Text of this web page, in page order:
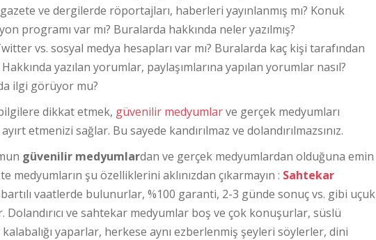
ve dergilerde röportajları, haberleri yayınlanmış mı? Konuk
programı var mı? Buralarda hakkında neler yazılmış?
vs. sosyal medya hesapları var mı? Buralarda kaç kişi tarafından
yazılan yorumlar, paylaşımlarına yapılan yorumlar nasıl?
ilgi görüyor mu?
dikkat etmek, güvenilir medyumlarve gerçek medyumları
etmenizi sağlar. Bu sayede kandırılmaz ve dolandırılmazsınız.
güvenilir medyumlardan ve gerçek medyumlardan olduğuna emin
medyumların şu özelliklerini aklınızdan çıkarmayın : Sahtekar
vaatlerde bulunurlar, %100 garanti, 2-3 günde sonuç vs. gibi uçuk
Dolandırıcı ve sahtekar medyumlar boş ve çok konuşurlar, süslü
yaparlar, herkese aynı ezberlenmiş şeyleri söylerler, dini